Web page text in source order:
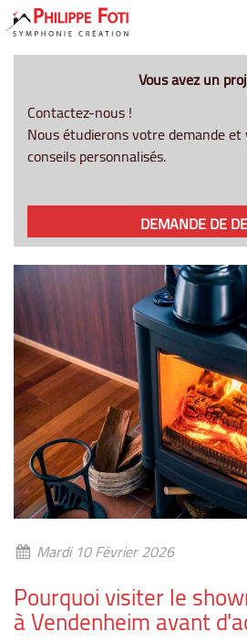
Vous avez un
Contactez-nous !
Nous étudierons votre demande
conseils personnalisés.
DEMANDE DE
Mardi 10 Février 2026
Pourquoi visiter le
à Vendenheim avant